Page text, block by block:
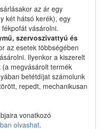
az ár egy
két hátsó kerék), egy
vásárolni.
szervoszivattyú és
az esetek többségében
Ilyenkor a kiszerelt
megvásárolt termék
betétdíjat számolunk
repedt, mechanikusan
vonatkozó
olvashat.